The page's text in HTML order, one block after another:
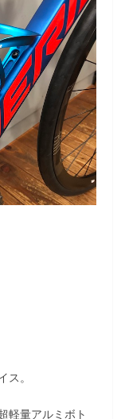
ス。
軽量アルミボト